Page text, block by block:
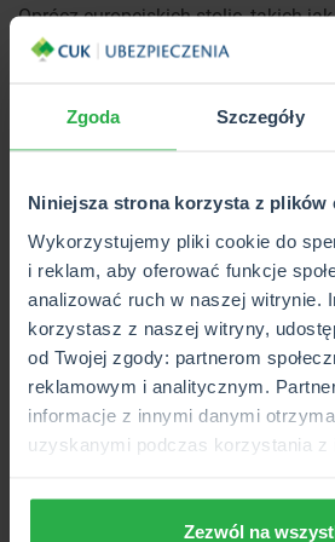
Zgoda Szczegóły
Niniejsza strona korzysta z plików
Wykorzystujemy pliki cookie do
i reklam, aby oferować funkcje
analizować ruch w naszej witrynie.
korzystasz z naszej witryny,
od Twojej zgody: partnerom
reklamowym i analitycznym.
informacje z innymi danymi
uzyskanymi podczas korzystania z
Zezwól na
Oprócz europejskich stolic, takich
Berlin czy Paryż, obleganych przez
Sofia w Bułgarii
Jeśli niestraszne Ci upały,
break w sierpniu w
dolecieć samolotem.